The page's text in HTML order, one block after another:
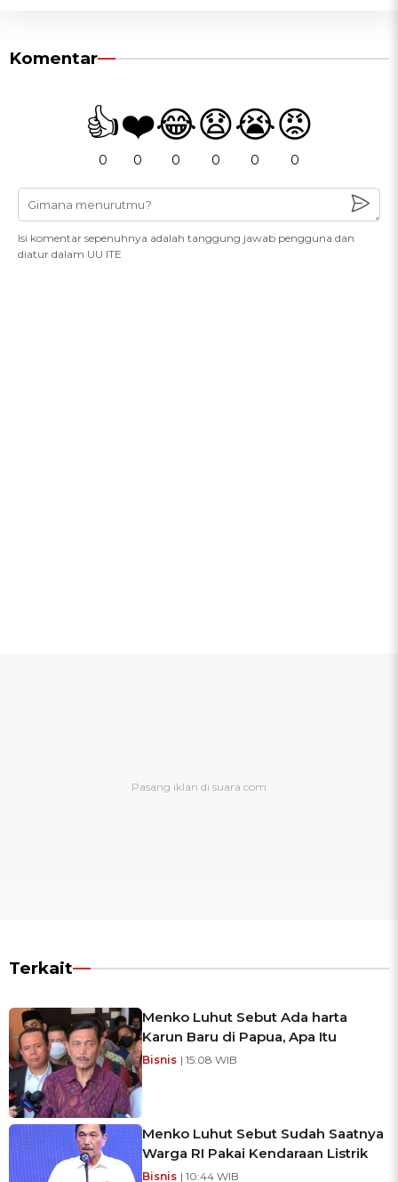
Komentar
👍
0
❤️
0
😂
0
😧
0
😭
0
😡
0
Isi komentar sepenuhnya adalah tanggung jawab pengguna dan
diatur dalam UU ITE
Terkait
Menko Luhut Sebut Ada harta
Karun Baru di Papua, Apa Itu
Bisnis | 15:08 WIB
Menko Luhut Sebut Sudah Saatnya
Warga RI Pakai Kendaraan Listrik
Bisnis | 10:44 WIB